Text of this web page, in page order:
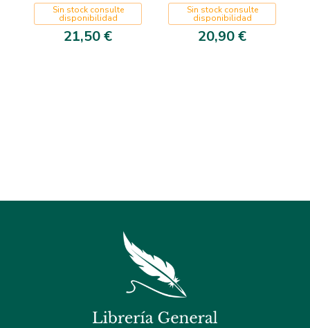
Sin stock consulte
disponibilidad
21,50 €
Sin stock consulte
disponibilidad
20,90 €